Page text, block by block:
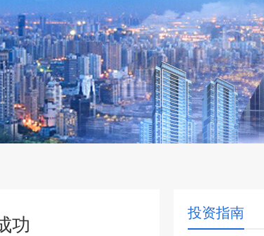
功
投资指南